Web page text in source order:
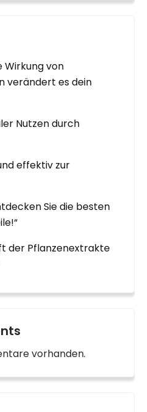
Wirkung von
verändert es dein
Nutzen durch
effektiv zur
Sie die besten
der Pflanzenextrakte
vorhanden.